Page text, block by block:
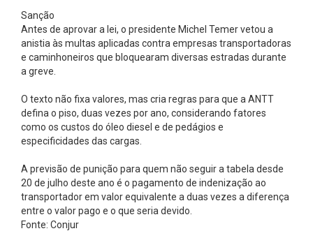
Sanção
Antes de aprovar a lei, o presidente Michel Temer vetou a
anistia às multas aplicadas contra empresas transportadoras
e caminhoneiros que bloquearam diversas estradas durante
a greve.
O texto não fixa valores, mas cria regras para que a ANTT
defina o piso, duas vezes por ano, considerando fatores
como os custos do óleo diesel e de pedágios e
especificidades das cargas.
A previsão de punição para quem não seguir a tabela desde
20 de julho deste ano é o pagamento de indenização ao
transportador em valor equivalente a duas vezes a diferença
entre o valor pago e o que seria devido.
Fonte: Conjur